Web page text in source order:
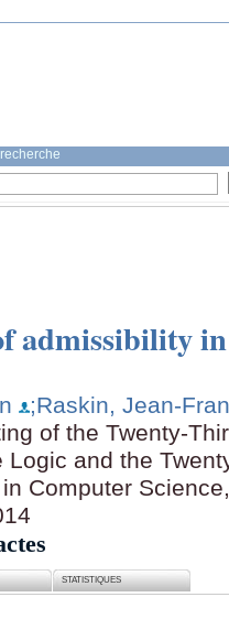
admissibility
;Raskin, Jean-
of the Twenty-
and the
Computer
STATISTIQUES